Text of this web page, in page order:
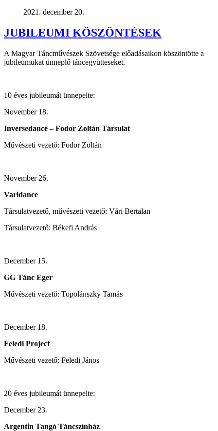
2021. december 20.
JUBILEUMI KÖSZÖNTÉSEK
A Magyar Táncművészek Szövetsége előadásaikon köszöntötte a
jubileumukat ünneplő táncegyütteseket.
10 éves jubileumát ünnepelte:
November 18.
Inversedance – Fodor Zoltán Társulat
Művészeti vezető: Fodor Zoltán
November 26.
Varidance
Társulatvezető, művészeti vezető: Vári Bertalan
Társulatvezető: Békefi András
December 15.
GG Tánc Eger
Művészeti vezető: Topolánszky Tamás
December 18.
Feledi Project
Művészeti vezető: Feledi János
20 éves jubileumát ünnepelte:
December 23.
Argentin Tangó Táncszínház